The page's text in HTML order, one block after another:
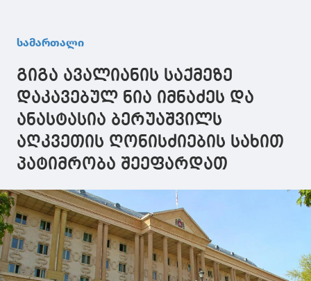
მხარის
შუამდგომლობა
მოწმის სახით
იძულებით
მოყვანასთან
დაკავშირებით
სამართალი
გიგა ავალიანის საქმეზე
დაკავებულ ნია იმნაძეს და
ანასტასია ბერუაშვილს
აღკვეთის ღონისძიების სახით
პატიმრობა შეეფარდათ